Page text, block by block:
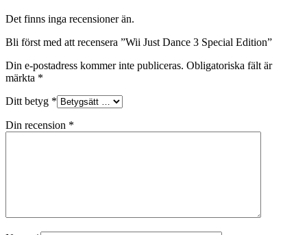
Det finns inga recensioner än.
Bli först med att recensera ”Wii Just Dance 3 Special Edition”
Din e-postadress kommer inte publiceras. Obligatoriska fält är
märkta *
Ditt betyg *
Din recension *